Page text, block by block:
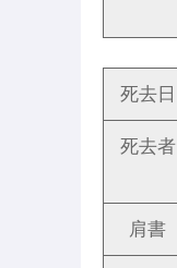
死去日
死去者
肩書